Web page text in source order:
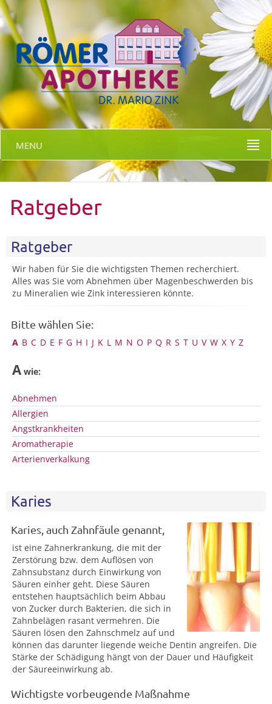
MENU
Ratgeber
Ratgeber
Wir haben für Sie die wichtigsten Themen recherchiert.
Alles was Sie vom Abnehmen über Magenbeschwerden bis
zu Mineralien wie Zink interessieren könnte.
Bitte wählen Sie:
A B C D E F G H I J K L M N O P Q R S T U V W X Y Z
A wie:
Abnehmen
Allergien
Angstkrankheiten
Aromatherapie
Arterienverkalkung
Karies
Karies, auch Zahnfäule genannt,
ist eine Zahnerkrankung, die mit der
Zerstörung bzw. dem Auflösen von
Zahnsubstanz durch Einwirkung von
Säuren einher geht. Diese Säuren
entstehen hauptsächlich beim Abbau
von Zucker durch Bakterien, die sich in
Zahnbelägen rasant vermehren. Die
Säuren lösen den Zahnschmelz auf und
können das darunter liegende weiche Dentin angreifen. Die
Stärke der Schädigung hängt von der Dauer und Häufigkeit
der Säureeinwirkung ab.
Wichtigste vorbeugende Maßnahme